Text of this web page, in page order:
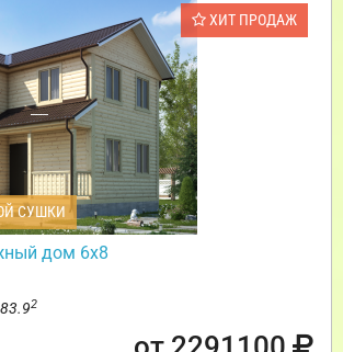
ХИТ ПРОДАЖ
СУШКИ
дом 6х8
2